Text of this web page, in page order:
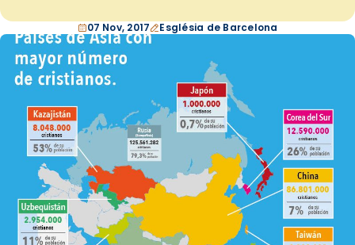
07 Nov, 2017 Església de Barcelona